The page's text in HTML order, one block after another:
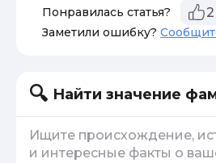
Понравилась статья? 2
Заметили ошибку?
Найти значение
Ищите происхождение,
и интересные факты о